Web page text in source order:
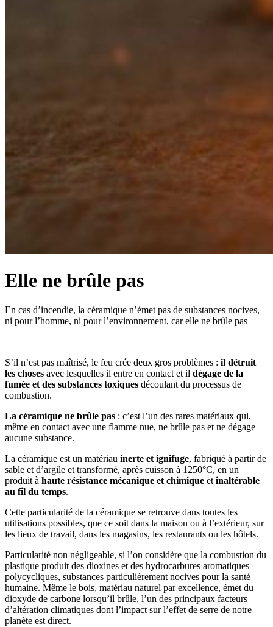
Elle ne brûle pas
En cas d’incendie, la céramique n’émet pas de substances nocives,
ni pour l’homme, ni pour l’environnement, car elle ne brûle pas
S’il n’est pas maîtrisé, le feu crée deux gros problèmes : il détruit
les choses avec lesquelles il entre en contact et il dégage de la
fumée et des substances toxiques découlant du processus de
combustion.
La céramique ne brûle pas : c’est l’un des rares matériaux qui,
même en contact avec une flamme nue, ne brûle pas et ne dégage
aucune substance.
La céramique est un matériau inerte et ignifuge, fabriqué à partir de
sable et d’argile et transformé, après cuisson à 1250°C, en un
produit à haute résistance mécanique et chimique etinaltérable
au fil du temps.
Cette particularité de la céramique se retrouve dans toutes les
utilisations possibles, que ce soit dans la maison ou à l’extérieur, sur
les lieux de travail, dans les magasins, les restaurants ou les hôtels.
Particularité non négligeable, si l’on considère que la combustion du
plastique produit des dioxines et des hydrocarbures aromatiques
polycycliques, substances particulièrement nocives pour la santé
humaine. Même le bois, matériau naturel par excellence, émet du
dioxyde de carbone lorsqu’il brûle, l’un des principaux facteurs
d’altération climatiques dont l’impact sur l’effet de serre de notre
planète est direct.